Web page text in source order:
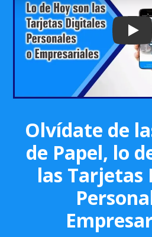
Olvídate de
de Papel, lo
las Tarjetas